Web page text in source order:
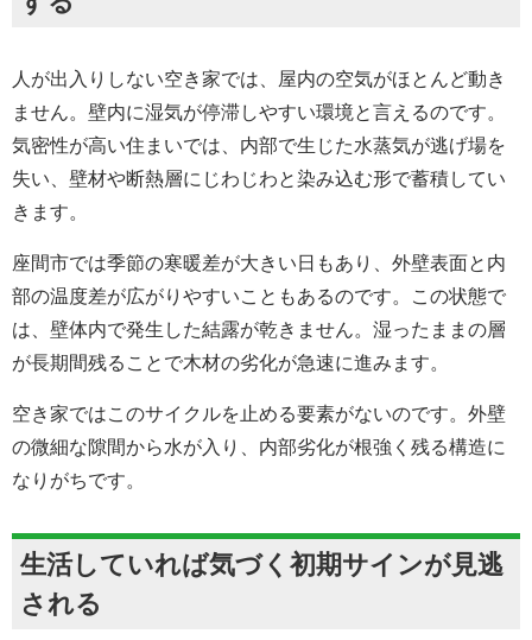
人が出入りしない空き家では、屋内の空気がほとんど動き
ません。壁内に湿気が停滞しやすい環境と言えるのです。
気密性が高い住まいでは、内部で生じた水蒸気が逃げ場を
失い、壁材や断熱層にじわじわと染み込む形で蓄積してい
きます。
座間市では季節の寒暖差が大きい日もあり、外壁表面と内
部の温度差が広がりやすいこともあるのです。この状態で
は、壁体内で発生した結露が乾きません。湿ったままの層
が長期間残ることで木材の劣化が急速に進みます。
空き家ではこのサイクルを止める要素がないのです。外壁
の微細な隙間から水が入り、内部劣化が根強く残る構造に
なりがちです。
生活していれば気づく初期サインが見逃
される